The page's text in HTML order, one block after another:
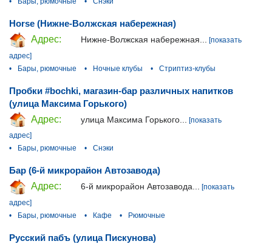
Horse (Нижне-Волжская набережная)
Адрес:
Нижне-Волжская набережная...
[показать
адрес]
•
Бары, рюмочные • Ночные клубы • Стриптиз-клубы
Пробки #bochki, магазин-бар различных напитков
(улица Максима Горького)
Адрес:
улица Максима Горького...
[показать
адрес]
•
Бары, рюмочные • Снэки
Бар (6-й микрорайон Автозавода)
Адрес:
6-й микрорайон Автозавода... [показать
адрес]
•
Бары, рюмочные • Кафе • Рюмочные
Русский пабъ (улица Пискунова)